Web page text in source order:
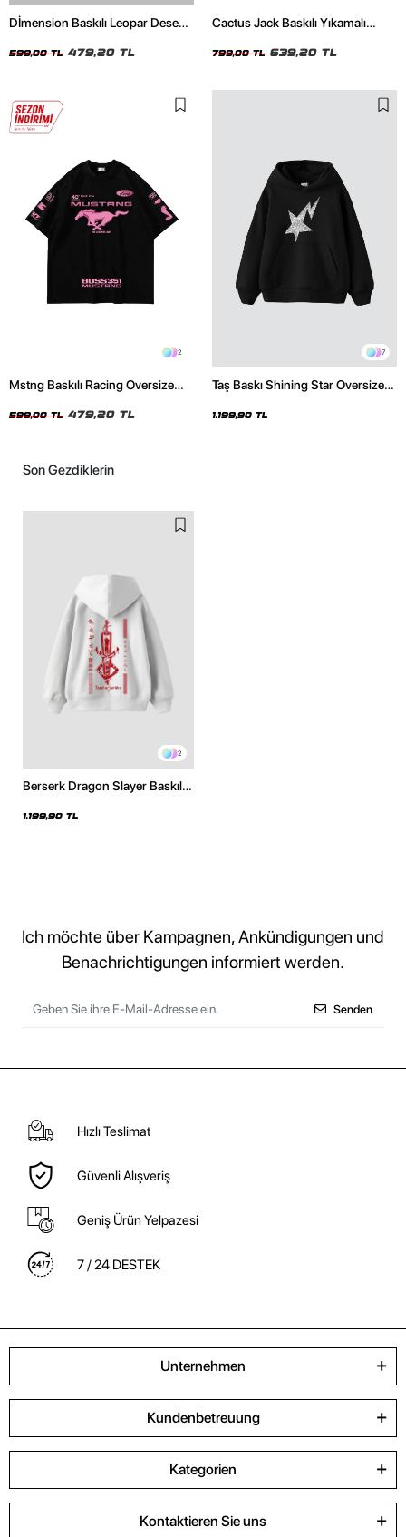
Dİmension Baskılı Leopar Desenli
Tshirt
599,00 TL 479,20 TL
Cactus Jack Baskılı Yıkamalı
799,00 TL 639,20 TL
2
Mstng Baskılı Racing Oversize
599,00 TL 479,20 TL
7
Taş Baskı Shining Star Oversize
1.199,90 TL
Son Gezdiklerin
2
Berserk Dragon Slayer Baskılı
1.199,90 TL
Ich möchte über Kampagnen, Ankündigungen und
Benachrichtigungen informiert werden.
Senden
Hızlı Teslimat
Güvenli Alışveriş
Geniş Ürün Yelpazesi
7 / 24 DESTEK
Unternehmen
Kundenbetreuung
Kategorien
Kontaktieren Sie uns